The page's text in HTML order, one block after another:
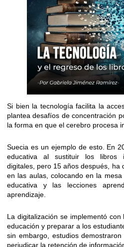
Si bien la tecnología facilita la
plantea desafíos de concentración
la forma en que el cerebro procesa
Suecia es un ejemplo de esto. En
educativa al sustituir los libros
digitales, pero 15 años después, ha
en las aulas, colocando en la
educativa y las lecciones
aprendizaje.
La digitalización se implementó
educación y preparar a los
sin embargo, estudios
perjudicar la retención de